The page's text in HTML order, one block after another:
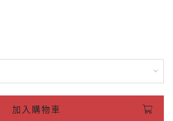
加入購物車